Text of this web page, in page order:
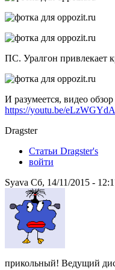
ПС. Уралгон привлекает
И разумеется, видео
https://youtu.be/
Dragster
Статьи Dragster's
войти
Syava Сб, 14/11/2015 -
прикольный! Ведущий